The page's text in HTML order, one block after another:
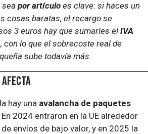
sea por artículo es clave: si haces un
cosas baratas, el recargo se
3 euros hay que sumarles el IVA
con lo que el sobrecoste real de
sube todavía más.
afecta
hay una avalancha de paquetes
2024 entraron en la UE alrededor
de envíos de bajo valor, y en 2025 la